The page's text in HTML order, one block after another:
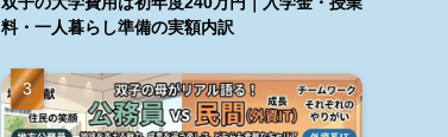
料・一人暮らし準備の実額内訳